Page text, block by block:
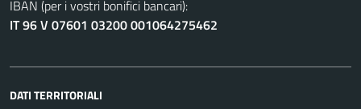
IBAN (per i vostri bonifici bancari):
IT 96 V 07601 03200 001064275462
DATI TERRITORIALI